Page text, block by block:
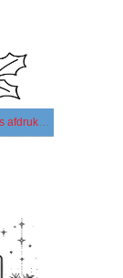
Kerstkaarsen gratis afdrukbaar